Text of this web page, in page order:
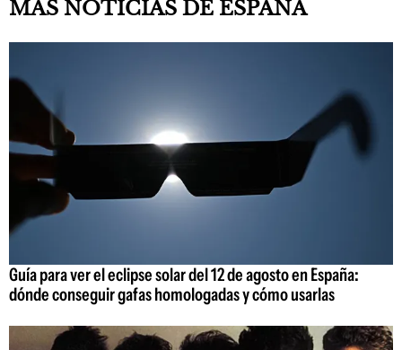
MÁS NOTICIAS DE ESPAÑA
Guía para ver el eclipse solar del 12 de agosto en España:
dónde conseguir gafas homologadas y cómo usarlas